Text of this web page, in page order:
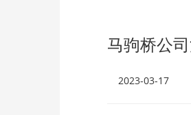
马驹桥公
2023-03-17